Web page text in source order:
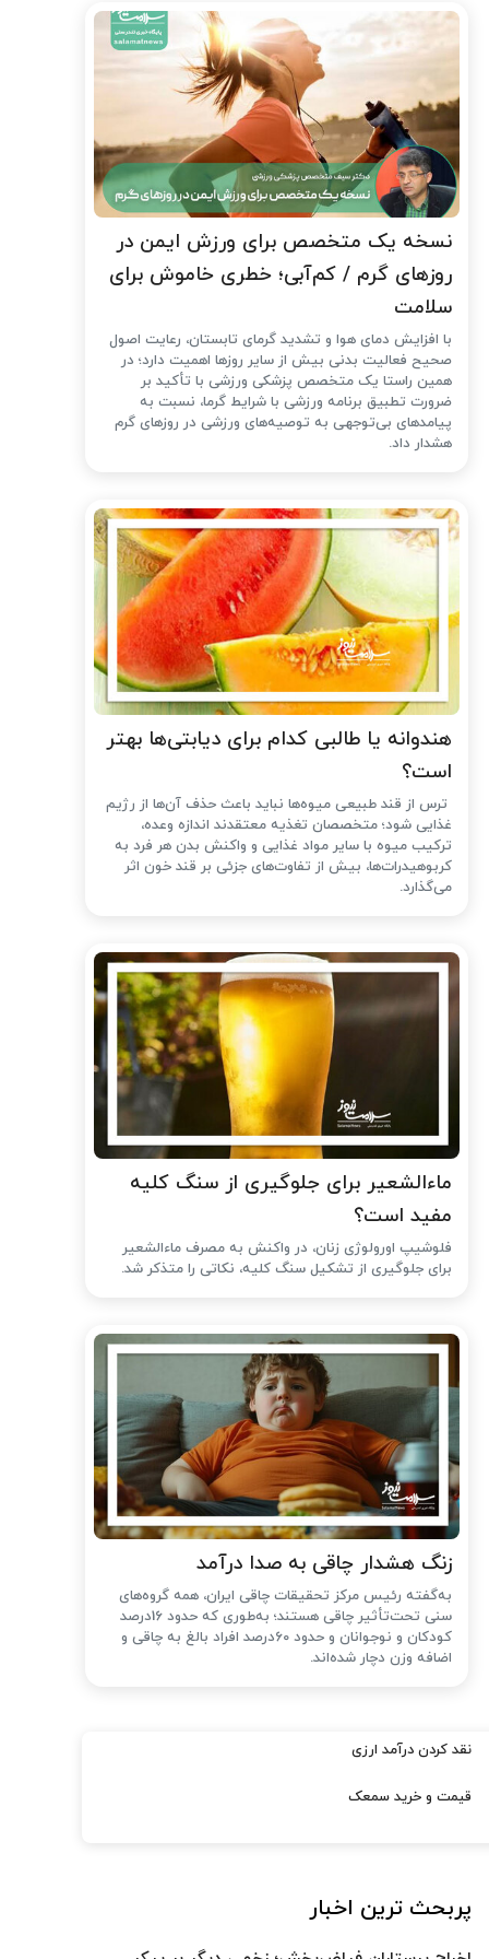
نسخه یک متخصص برای ورزش ایمن در
روزهای گرم / کم‌آبی؛ خطری خاموش برای
سلامت
با افزایش دمای هوا و تشدید گرمای تابستان، رعایت اصول
صحیح فعالیت بدنی بیش از سایر روزها اهمیت دارد؛ در
همین راستا یک متخصص پزشکی ورزشی با تأکید بر
ضرورت تطبیق برنامه ورزشی با شرایط گرما، نسبت به
پیامدهای بی‌توجهی به توصیه‌های ورزشی در روزهای گرم
هشدار داد.
هندوانه یا طالبی کدام برای دیابتی‌ها بهتر
است؟
ترس از قند طبیعی میوه‌ها نباید باعث حذف آن‌ها از رژیم
غذایی شود؛ متخصصان تغذیه معتقدند اندازه وعده،
ترکیب میوه با سایر مواد غذایی و واکنش بدن هر فرد به
کربوهیدرات‌ها، بیش از تفاوت‌های جزئی بر قند خون اثر
می‌گذارد.
ماءالشعیر برای جلوگیری از سنگ کلیه
مفید است؟
فلوشیپ اورولوژی زنان، در واکنش به مصرف ماءالشعیر
برای جلوگیری از تشکیل سنگ کلیه، نکاتی را متذکر شد.
زنگ هشدار چاقی به صدا درآمد
به‌گفته رئیس مرکز تحقیقات چاقی ایران، همه گروه‌های
سنی تحت‌تأثیر چاقی هستند؛ به‌طوری که حدود 16درصد
کودکان و نوجوانان و حدود 60درصد افراد بالغ به چاقی و
اضافه وزن دچار شده‌اند.
نقد کردن درآمد ارزی
قیمت و خرید سمعک
پربحث ترین اخبار